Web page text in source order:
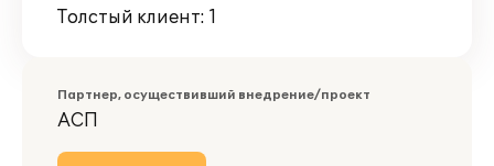
Толстый клиент: 1
Партнер, осуществивший внедрение/проект
АСП